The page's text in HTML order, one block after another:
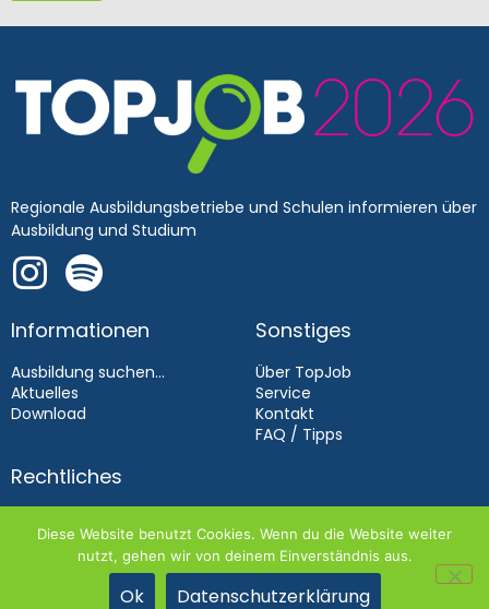
Regionale Ausbildungsbetriebe und Schulen informieren über
Ausbildung und Studium
Informationen
Ausbildung suchen...
Aktuelles
Download
Sonstiges
Über TopJob
Service
Kontakt
FAQ / Tipps
Rechtliches
Datenschutz
Aussteller­bedingungen 2026
Diese Website benutzt Cookies. Wenn du die Website weiter
nutzt, gehen wir von deinem Einverständnis aus.
Ok Datenschutzerklärung